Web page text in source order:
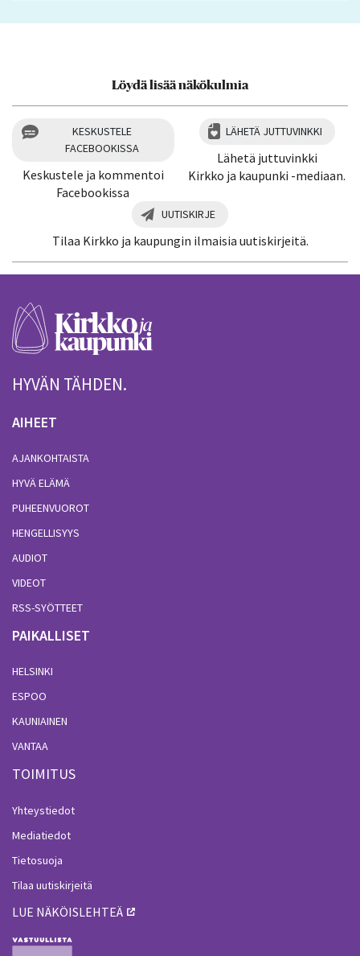
Löydä lisää näkökulmia
KESKUSTELE
FACEBOOKISSA
Keskustele ja kommentoi
Facebookissa
LÄHETÄ JUTTUVINKKI
Lähetä juttuvinkki
Kirkko ja kaupunki -mediaan.
UUTISKIRJE
Tilaa Kirkko ja kaupungin ilmaisia uutiskirjeitä.
HYVÄN TÄHDEN.
AIHEET
AJANKOHTAISTA
HYVÄ ELÄMÄ
PUHEENVUOROT
HENGELLISYYS
AUDIOT
VIDEOT
RSS-SYÖTTEET
PAIKALLISET
HELSINKI
ESPOO
KAUNIAINEN
VANTAA
TOIMITUS
Yhteystiedot
Mediatiedot
Tietosuoja
Tilaa uutiskirjeitä
LUE NÄKÖISLEHTEÄ